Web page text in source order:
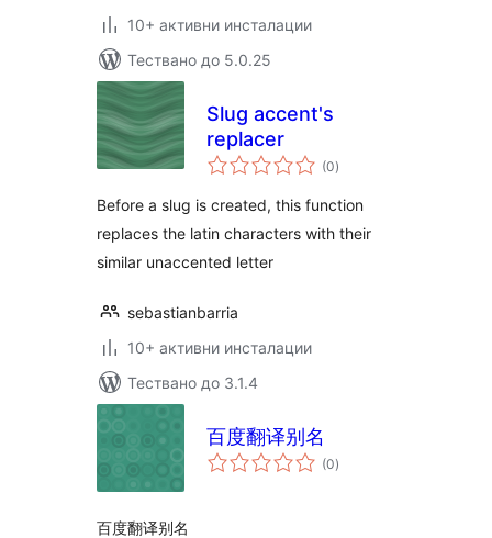
10+ активни инсталации
Тествано до 5.0.25
Slug accent's
replacer
(0общо
оценки
)
Before a slug is created, this function
replaces the latin characters with their
similar unaccented letter
sebastianbarria
10+ активни инсталации
Тествано до 3.1.4
百度翻译别名
(0общо
оценки
)
百度翻译别名